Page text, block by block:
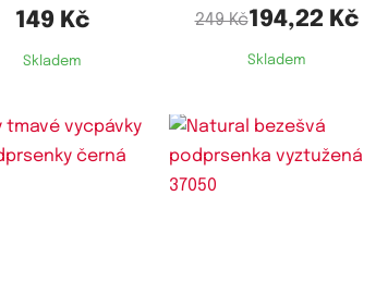
149 Kč
Skladem
249 Kč194,22 Kč
Skladem